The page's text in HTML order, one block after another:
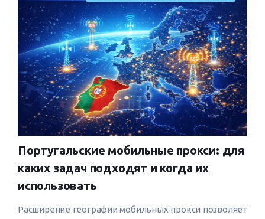
Португальские мобильные прокси: для
каких задач подходят и когда их
использовать
Расширение географии мобильных прокси позволяет